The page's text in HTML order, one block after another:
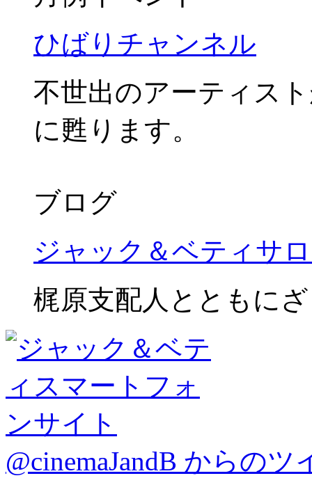
ひばりチャンネル
不世出のアーティス
に甦ります。
ブログ
ジャック＆ベティサ
梶原支配人とともに
@cinemaJandB からのツ